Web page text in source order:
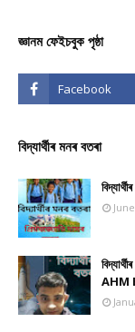
জ্ঞানম ফেইচবুক পৃষ্ঠা
বিদ্যাৰ্থীৰ মনৰ বতৰা
AHM